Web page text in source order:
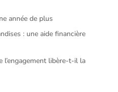
année de plus
: une aide financière
l’engagement libère-t-il la